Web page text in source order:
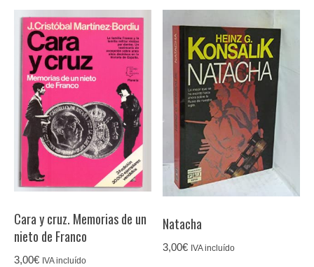
ABC
tomos
cantidad
Cara y cruz. Memorias de un
nieto de Franco
3,00€ IVA incluído
Natacha
3,00€ IVA incluído